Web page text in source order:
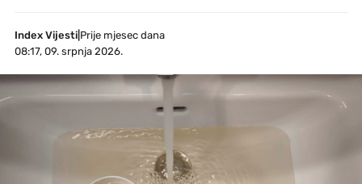
Index Vijesti
Prije mjesec dana
08:17, 09. srpnja 2026.